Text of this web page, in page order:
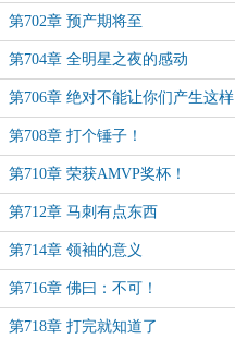
第702章 预产期将至
第704章 全明星之夜的感动
第706章 绝对不能让你们产生这样
的想法！
第708章 打个锤子！
第710章 荣获AMVP奖杯！
第712章 马刺有点东西
第714章 领袖的意义
第716章 佛曰：不可！
第718章 打完就知道了